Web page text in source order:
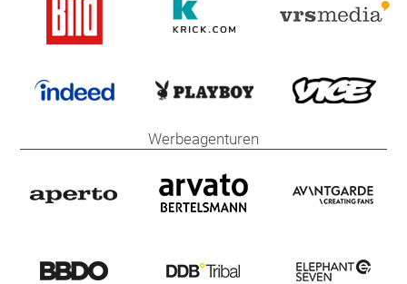
Werbeagenturen